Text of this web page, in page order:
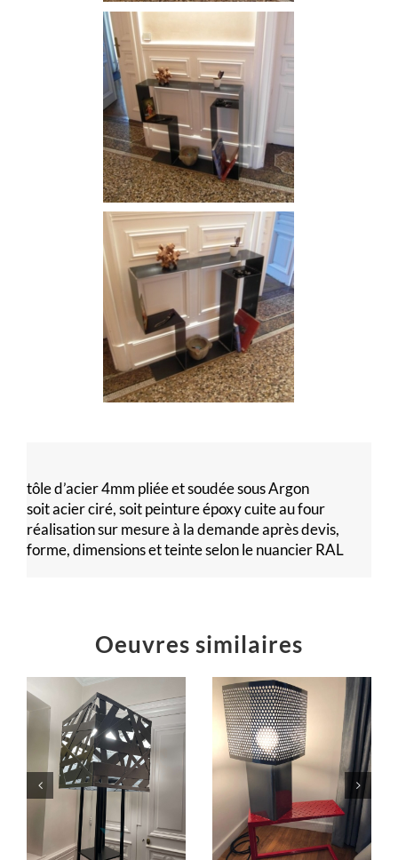
tôle d’acier 4mm pliée et soudée sous Argon
soit acier ciré, soit peinture époxy cuite au four
réalisation sur mesure à la demande après devis,
forme, dimensions et teinte selon le nuancier RAL
Oeuvres similaires
Lampe SO
Meubles design
Table C en
larmes
Meubles design